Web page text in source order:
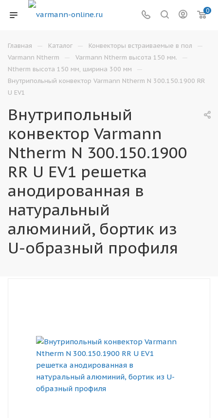
0
Главная — Каталог — Конвекторы встраиваемые в пол —
Varmann Ntherm — Varmann Ntherm высота 150 мм. —
Ntherm высота 150 мм, ширина 300 мм —
Внутрипольный конвектор Varmann Ntherm N 300.150.1900 RR
U EV1
Внутрипольный
конвектор Varmann
Ntherm N 300.150.1900
RR U EV1 решетка
анодированная в
натуральный
алюминий, бортик из
U-образный профиля